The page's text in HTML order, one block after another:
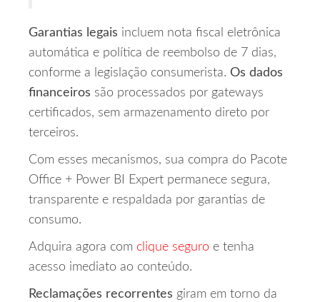
Garantias legais incluem nota fiscal eletrônica
automática e política de reembolso de 7 dias,
conforme a legislação consumerista. Os dados
financeiros são processados por gateways
certificados, sem armazenamento direto por
terceiros.
Com esses mecanismos, sua compra do Pacote
Office + Power BI Expert permanece segura,
transparente e respaldada por garantias de
consumo.
Adquira agora com clique seguro e tenha
acesso imediato ao conteúdo.
Reclamações recorrentes giram em torno da